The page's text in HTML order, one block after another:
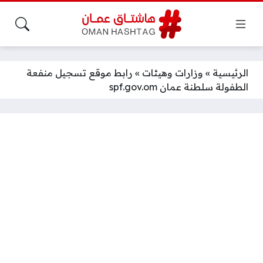
الرئيسية » وزارات وهيئات » رابط موقع تسجيل منفعة
الطفولة سلطنة عمان spf.gov.om